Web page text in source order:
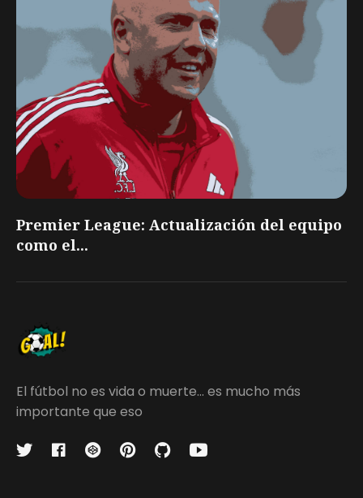
Premier League: Actualización del equipo
como el...
El fútbol no es vida o muerte... es mucho más
importante que eso